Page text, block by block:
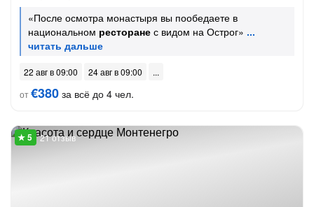
«После осмотра монастыря вы пообедаете в
национальном ресторане с видом на Острог»
22 авг в 09:00
24 авг в 09:00
от€380 за всё до 4 чел.
21 отзыв